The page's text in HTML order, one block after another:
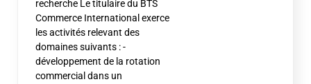
recherche Le titulaire du BTS
Commerce International exerce
les activités relevant des
domaines suivants : -
développement de la rotation
commercial dans un